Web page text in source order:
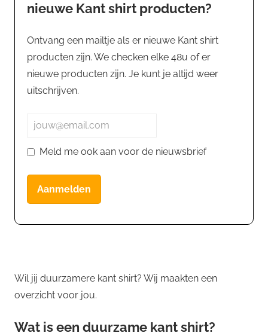
nieuwe Kant shirt producten?
Ontvang een mailtje als er nieuwe Kant shirt
producten zijn. We checken elke 48u of er
nieuwe producten zijn. Je kunt je altijd weer
uitschrijven.
Meld me ook aan voor de nieuwsbrief
Aanmelden
Wil jij duurzamere kant shirt? Wij maakten een
overzicht voor jou.
Wat is een duurzame kant shirt?